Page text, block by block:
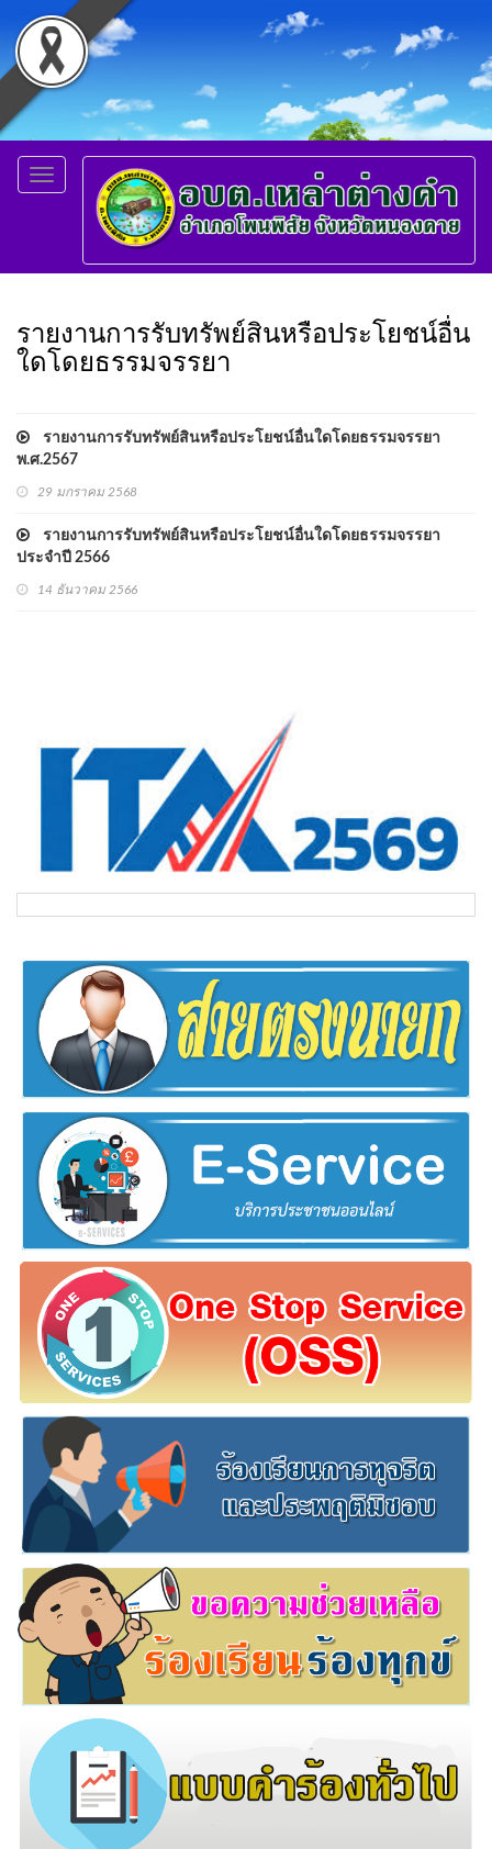
Toggle
navigation
รายงานการรับทรัพย์สินหรือประโยชน์อื่น
ใดโดยธรรมจรรยา
รายงานการรับทรัพย์สินหรือประโยชน์อื่นใดโดยธรรมจรรยา
พ.ศ.2567
29 มกราคม 2568
รายงานการรับทรัพย์สินหรือประโยชน์อื่นใดโดยธรรมจรรยา
ประจำปี 2566
14 ธันวาคม 2566